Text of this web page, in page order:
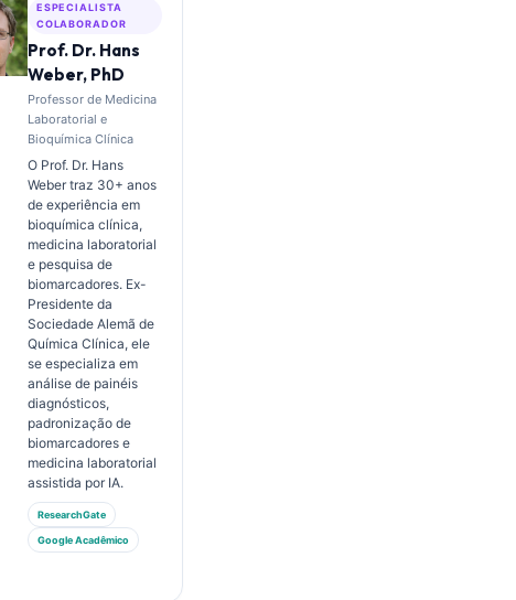
ESPECIALISTA
COLABORADOR
Prof. Dr. Hans
Weber, PhD
Professor de Medicina
Laboratorial e
Bioquímica Clínica
O Prof. Dr. Hans
Weber traz 30+ anos
de experiência em
bioquímica clínica,
medicina laboratorial
e pesquisa de
biomarcadores. Ex-
Presidente da
Sociedade Alemã de
Química Clínica, ele
se especializa em
análise de painéis
diagnósticos,
padronização de
biomarcadores e
medicina laboratorial
assistida por IA.
ResearchGate
Google Acadêmico